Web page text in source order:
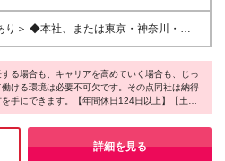
しんだり、 オンラインで遠方の人とや
り、 インフラは現代社会に必要不可欠
はぜひお会いした
未経験から成長できる環境を探してい
れることに喜びを感じる方 ◎手に職を
たい方 ◎チームワークを大切にできる
と腰を据えて活躍してくれる方
種手当＋賞与（年2回） ※時間外手
分単位で全額支給します ※試用期間3ヶ
ついても、 できる限り活動実績を支
ため、 以下のような様々な手当てを用
捗や内外
ける営業連絡 ◎査定手当／目標管理に
り＞ ◆本社、または東京・神奈川・千
先 ☆フルリモートやリモー
、2022年7月時点で76%です。 ※ご希
慮して勤務地を決定します ※U／Iターン
【本社】 東京都豊島区巣
を除く当社関
る場合も、キャリアを高めていく場合も、じっ
働ける環境は必要不可欠です。その点同社は納得
手にできます。【年間休日124日以上】【土日
時間以内】で、オフを大切にすることが可能で
ートOK】【時短勤務可能】【産育休取得・復
ど、ライフスタイルに応じた働き方も実現できま
続けられる最良の環境がここにあります。
詳細を見る